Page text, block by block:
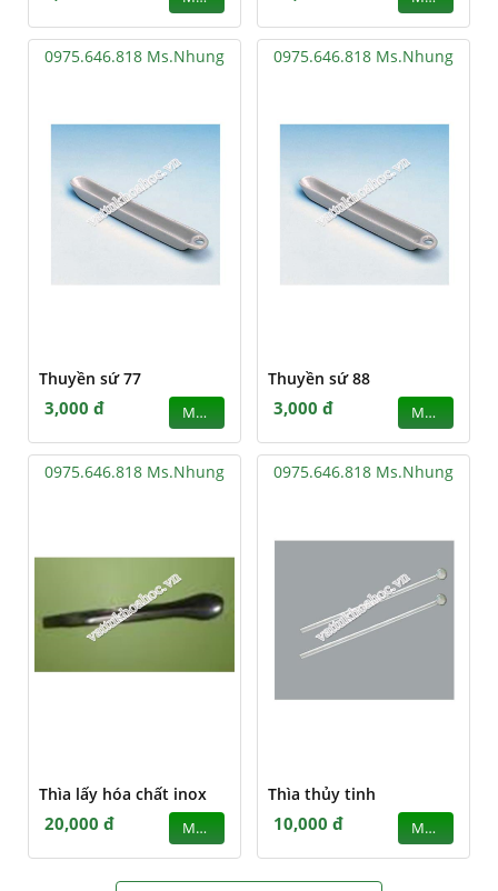
0975.646.818 Ms.Nhung
Thuyền sứ 77
3,000 đ MUA
0975.646.818 Ms.Nhung
Thuyền sứ 88
3,000 đ MUA
0975.646.818 Ms.Nhung
Thìa lấy hóa chất inox
20,000 đ MUA
0975.646.818 Ms.Nhung
Thìa thủy tinh
10,000 đ MUA